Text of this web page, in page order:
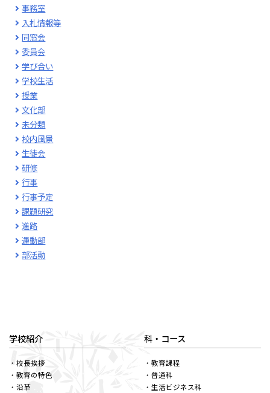
事務室
入札情報等
同窓会
委員会
学び合い
学校生活
授業
文化部
未分類
校内風景
生徒会
研修
行事
行事予定
課題研究
進路
運動部
部活動
学校紹介
校長挨拶
教育の特色
沿革
科・コース
教育課程
普通科
生活ビジネス科